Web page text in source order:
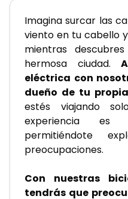
Imagina surcar las
viento en tu cabello
mientras
hermosa ciudad.
eléctrica con
dueño de tu
estés viajando
experiencia
permitiéndote
preocupaciones.
Con nuestras
tendrás que